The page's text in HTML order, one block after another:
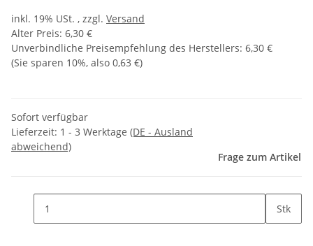
inkl. 19% USt. , zzgl. Versand
Alter Preis: 6,30 €
Unverbindliche Preisempfehlung des Herstellers: 6,30 €
(Sie sparen 10%, also 0,63 €)
Sofort verfügbar
Lieferzeit: 1 - 3 Werktage (DE - Ausland
abweichend)
Frage zum Artikel
Stk